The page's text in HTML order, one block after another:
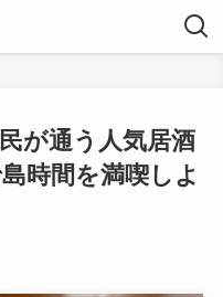
が通う人気居酒
時間を満喫しよ